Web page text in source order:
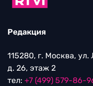
Редакция
115280, г. Москва,
д. 26, этаж 2
тел: +7 (499) 579-86-